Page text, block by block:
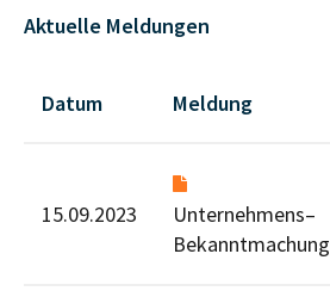
Aktuelle Meldungen
Datum Meldung
15.09.2023
Unternehmens–
Bekanntmachung